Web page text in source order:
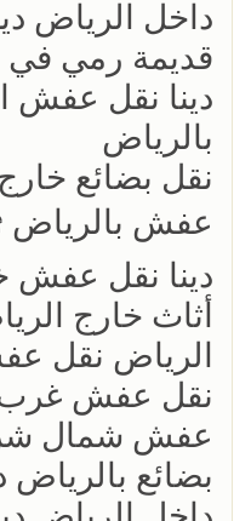
داخل الرياض
قديمة رمي في
دينا نقل عفش
بالرياض
نقل بضائع
دينا نقل عفش
أثاث خارج
الرياض نقل
نقل عفش غرب
عفش شمال
بضائع